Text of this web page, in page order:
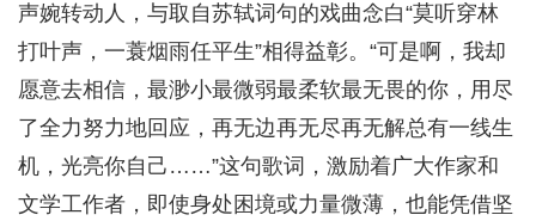
声婉转动人，与取自苏轼词句的戏曲念白“莫听穿林
打叶声，一蓑烟雨任平生”相得益彰。“可是啊，我却
愿意去相信，最渺小最微弱最柔软最无畏的你，用尽
了全力努力地回应，再无边再无尽再无解总有一线生
机，光亮你自己……”这句歌词，激励着广大作家和
文学工作者，即使身处困境或力量微薄，也能凭借坚